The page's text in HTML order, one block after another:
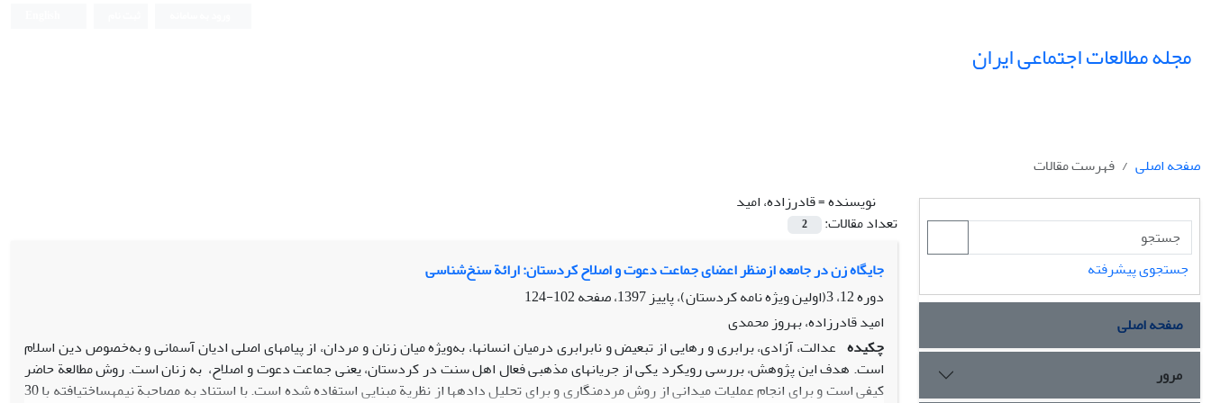
مجله مطالعات اجتماعی ایران
صفحه اصلی
فهرست مقالات
نویسنده =قادرزاده، امید
تعداد مقالات:
2
جایگاه زن در جامعه ازمنظر اعضای جماعت دعوت و اصلاح کردستان: ارائة سنخ‌شناسی
دوره 12، 3(اولین ویژه نامه کردستان)، پاییز 1397، صفحه
102-124
امید قادرزاده، بهروز محمدی
چکیده عدالت، آزادی، برابری و رهایی از تبعیض و نابرابری درمیان انسان­ها، به‌ویژه میان زنان و مردان، از پیام­های اصلی ادیان آسمانی و به‌خصوص دین اسلام
است. هدف این پژوهش، بررسی رویکرد یکی از جریان­های مذهبی فعال اهل سنت در کردستان، یعنی جماعت دعوت و اصلاح، به زنان است. روش مطالعة حاضر
کیفی است و برای انجام عملیات میدانی از روش مردم­نگاری و برای تحلیل داده­ها از نظریة مبنایی استفاده شده است. با استناد به مصاحبة نیمه­ساخت­یافته با 30
جستجوی پیشرفته
صفحه اصلی
مرور